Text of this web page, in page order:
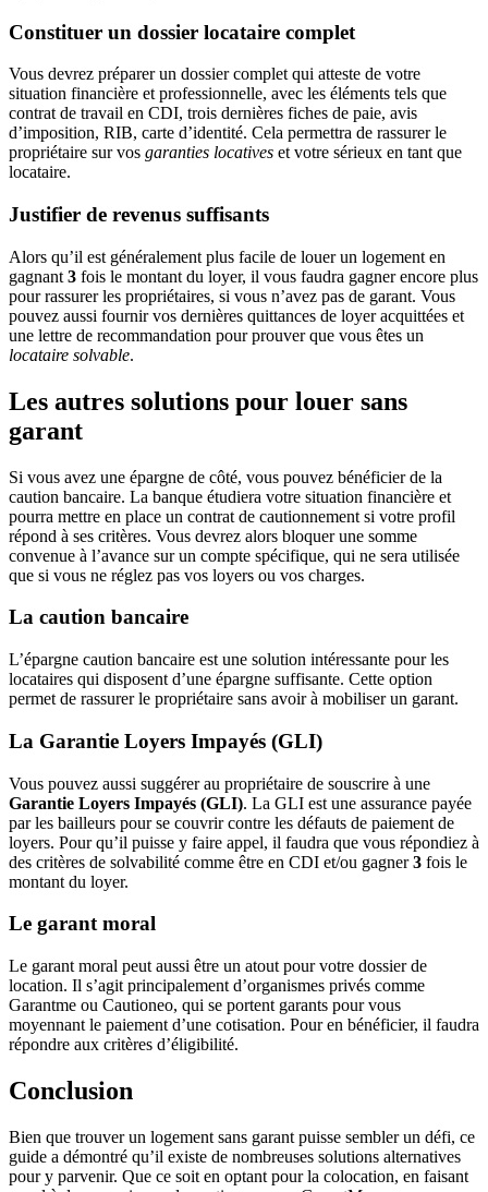
Constituer un dossier locataire complet
Vous devrez préparer un dossier complet qui atteste de votre
situation financière et professionnelle, avec les éléments tels que
contrat de travail en CDI, trois dernières fiches de paie, avis
d’imposition, RIB, carte d’identité. Cela permettra de rassurer le
propriétaire sur vos garanties locatives et votre sérieux en tant que
locataire.
Justifier de revenus suffisants
Alors qu’il est généralement plus facile de louer un logement en
gagnant 3 fois le montant du loyer, il vous faudra gagner encore plus
pour rassurer les propriétaires, si vous n’avez pas de garant. Vous
pouvez aussi fournir vos dernières quittances de loyer acquittées et
une lettre de recommandation pour prouver que vous êtes un
locataire solvable.
Les autres solutions pour louer sans
garant
Si vous avez une épargne de côté, vous pouvez bénéficier de la
caution bancaire. La banque étudiera votre situation financière et
pourra mettre en place un contrat de cautionnement si votre profil
répond à ses critères. Vous devrez alors bloquer une somme
convenue à l’avance sur un compte spécifique, qui ne sera utilisée
que si vous ne réglez pas vos loyers ou vos charges.
La caution bancaire
L’épargne caution bancaire est une solution intéressante pour les
locataires qui disposent d’une épargne suffisante. Cette option
permet de rassurer le propriétaire sans avoir à mobiliser un garant.
La Garantie Loyers Impayés (GLI)
Vous pouvez aussi suggérer au propriétaire de souscrire à une
Garantie Loyers Impayés (GLI). La GLI est une assurance payée
par les bailleurs pour se couvrir contre les défauts de paiement de
loyers. Pour qu’il puisse y faire appel, il faudra que vous répondiez à
des critères de solvabilité comme être en CDI et/ou gagner3 fois le
montant du loyer.
Le garant moral
Le garant moral peut aussi être un atout pour votre dossier de
location. Il s’agit principalement d’organismes privés comme
Garantme ou Cautioneo, qui se portent garants pour vous
moyennant le paiement d’une cotisation. Pour en bénéficier, il faudra
répondre aux critères d’éligibilité.
Conclusion
Bien que trouver un logement sans garant puisse sembler un défi, ce
guide a démontré qu’il existe de nombreuses solutions alternatives
pour y parvenir. Que ce soit en optant pour la colocation, en faisant